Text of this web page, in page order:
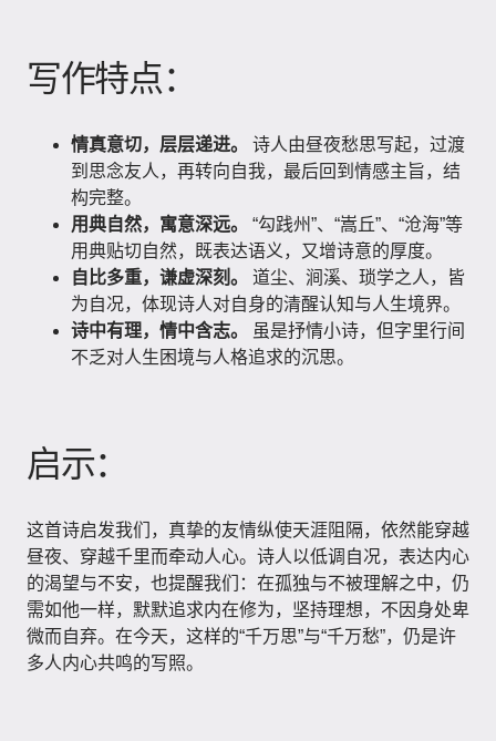
写作特点：
情真意切，层层递进。
诗人由昼夜愁思写起，过渡
到思念友人，再转向自我，最后回到情感主旨，结
构完整。
用典自然，寓意深远。
“勾践州”、“嵩丘”、“沧海”等
用典贴切自然，既表达语义，又增诗意的厚度。
自比多重，谦虚深刻。
道尘、涧溪、琐学之人，皆
为自况，体现诗人对自身的清醒认知与人生境界。
诗中有理，情中含志。
虽是抒情小诗，但字里行间
不乏对人生困境与人格追求的沉思。
启示：
这首诗启发我们，真挚的友情纵使天涯阻隔，依然能穿越
昼夜、穿越千里而牵动人心。诗人以低调自况，表达内心
的渴望与不安，也提醒我们：在孤独与不被理解之中，仍
需如他一样，默默追求内在修为，坚持理想，不因身处卑
微而自弃。在今天，这样的“千万思”与“千万愁”，仍是许
多人内心共鸣的写照。